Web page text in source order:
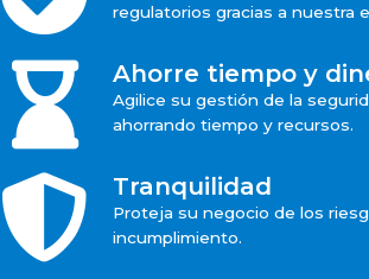
regulatorios gracias a nuestra
Ahorre tiempo y
Agilice su gestión de la
ahorrando tiempo y recursos.
Tranquilidad
Proteja su negocio de los
incumplimiento.